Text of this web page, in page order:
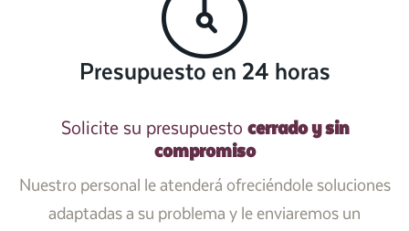
Presupuesto en 24 horas
Solicite su presupuesto cerrado y sin
compromiso
Nuestro personal le atenderá ofreciéndole soluciones
adaptadas a su problema y le enviaremos un